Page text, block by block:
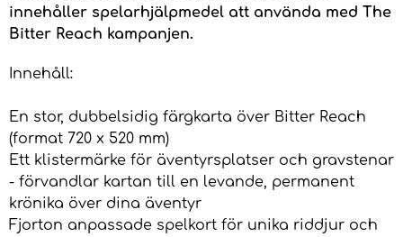
innehåller spelarhjälpmedel att använda med The
Bitter Reach kampanjen.
Innehåll:
En stor, dubbelsidig färgkarta över Bitter Reach
(format 720 x 520 mm)
Ett klistermärke för äventyrsplatser och gravstenar
- förvandlar kartan till en levande, permanent
krönika över dina äventyr
Fjorton anpassade spelkort för unika riddjur och